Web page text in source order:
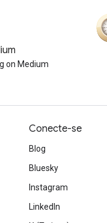
on Medium
Conecte-se
Blog
Bluesky
Instagram
LinkedIn